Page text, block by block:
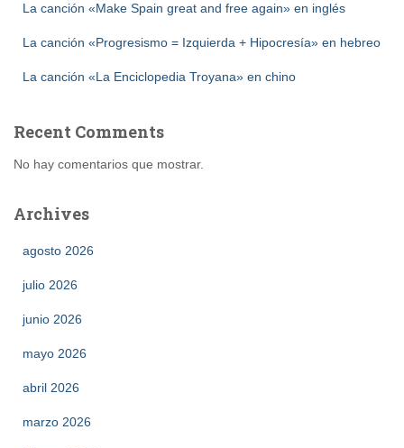
La canción «Make Spain great and free again» en inglés
La canción «Progresismo = Izquierda + Hipocresía» en hebreo
La canción «La Enciclopedia Troyana» en chino
Recent Comments
No hay comentarios que mostrar.
Archives
agosto 2026
julio 2026
junio 2026
mayo 2026
abril 2026
marzo 2026